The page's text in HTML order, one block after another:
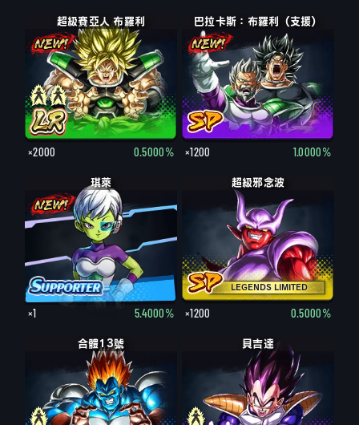
超級賽亞人 布羅利：全力
×2000 0.5000%
巴拉卡斯：布羅利（支援）
×1200 1.0000%
琪萊
×1 5.4000%
LEGENDS LIMITED
超級邪念波
×1200 0.5000%
人造人13號
合體13號 那霸
貝吉達